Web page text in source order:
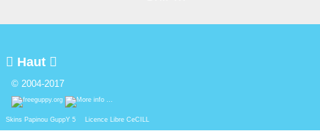
 Haut 
© 2004-2017
Skins Papinou GuppY 5 Licence Libre CeCILL